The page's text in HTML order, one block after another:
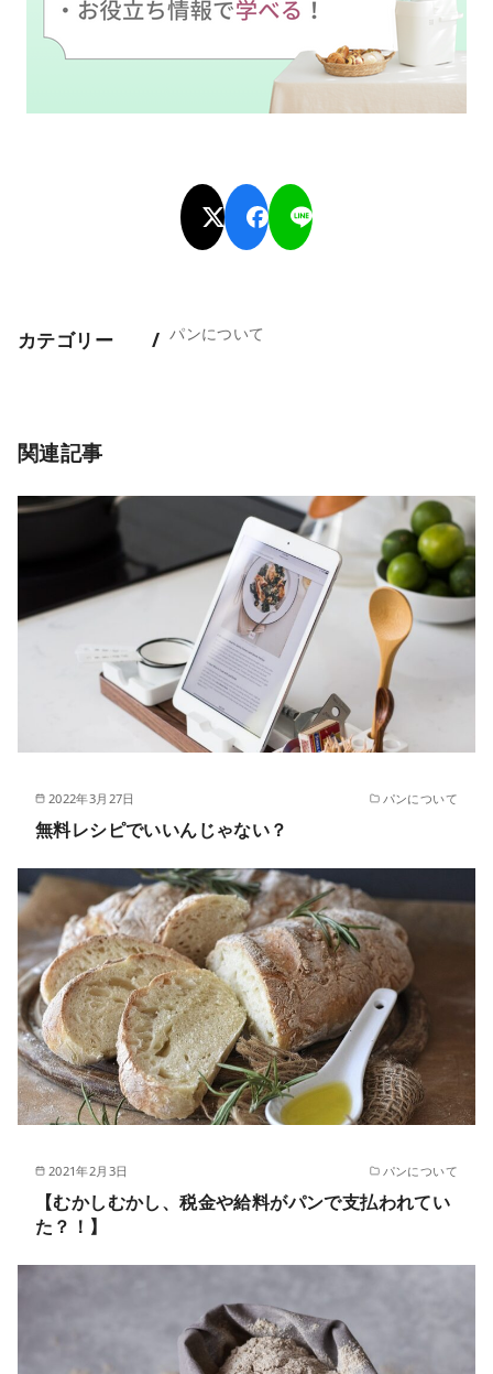
カテゴリー パンについて
関連記事
2022年3月27日 パンについて
無料レシピでいいんじゃない？
2021年2月3日 パンについて
【むかしむかし、税金や給料がパンで支払われてい
た？！】